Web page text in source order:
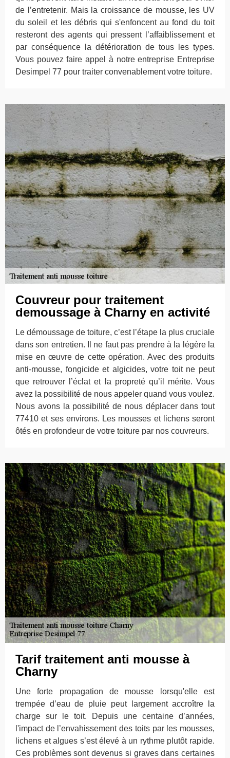
de l’entretenir. Mais la croissance de mousse, les UV
du soleil et les débris qui s'enfoncent au fond du toit
resteront des agents qui pressent l’affaiblissement et
par conséquence la détérioration de tous les types.
Vous pouvez faire appel à notre entreprise Entreprise
Desimpel 77 pour traiter convenablement votre toiture.
Couvreur pour traitement
demoussage à Charny en activité
Le démoussage de toiture, c’est l’étape la plus cruciale
dans son entretien. Il ne faut pas prendre à la légère la
mise en œuvre de cette opération. Avec des produits
anti-mousse, fongicide et algicides, votre toit ne peut
que retrouver l’éclat et la propreté qu’il mérite. Vous
avez la possibilité de nous appeler quand vous voulez.
Nous avons la possibilité de nous déplacer dans tout
77410 et ses environs. Les mousses et lichens seront
ôtés en profondeur de votre toiture par nos couvreurs.
Tarif traitement anti mousse à
Charny
Une forte propagation de mousse lorsqu'elle est
trempée d’eau de pluie peut largement accroître la
charge sur le toit. Depuis une centaine d’années,
l'impact de l’envahissement des toits par les mousses,
lichens et algues s’est élevé à un rythme plutôt rapide.
Ces problèmes sont devenus si graves dans certaines